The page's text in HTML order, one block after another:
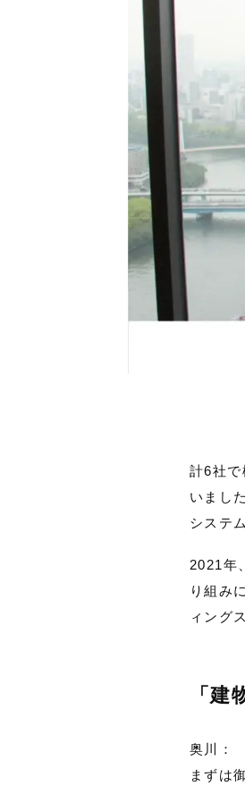
計6社
いまし
システ
2021年
り組み
ィング
「
奥川：
まずは